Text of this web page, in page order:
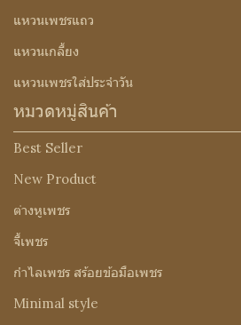
แหวนเพชรแถว
แหวนเกลี้ยง
แหวนเพชรใส่ประจำวัน
หมวดหมู่สินค้า
Best Seller
New Product
ต่างหูเพชร
จี้เพชร
กำไลเพชร สร้อยข้อมือเพชร
Minimal style